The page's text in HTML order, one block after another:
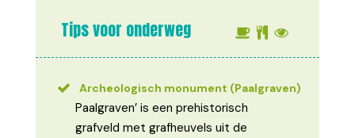
Tips voor onderweg
Archeologisch monument (Paalgraven)
Paalgraven’ is een prehistorisch
grafveld met grafheuvels uit de